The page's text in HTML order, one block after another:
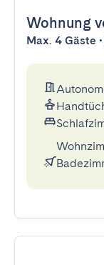
Wohnung
Max. 4 Gäste